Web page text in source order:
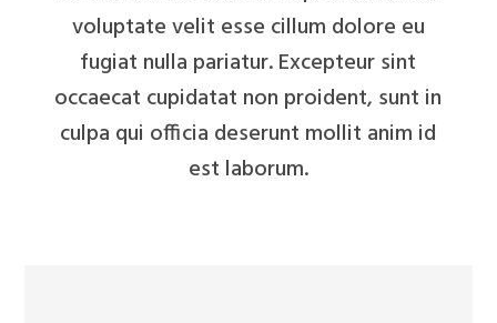
voluptate velit esse cillum dolore eu
fugiat nulla pariatur. Excepteur sint
occaecat cupidatat non proident, sunt in
culpa qui officia deserunt mollit anim id
est laborum.